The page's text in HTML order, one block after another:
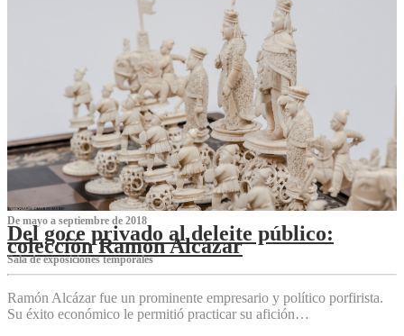
De mayo a septiembre de 2018
Del goce privado al deleite público:
colección Ramón Alcázar
Sala de exposiciones temporales
Ramón Alcázar fue un prominente empresario y político porfirista.
Su éxito económico le permitió practicar su afición…